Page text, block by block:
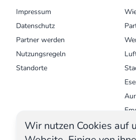
Impressum
Datenschutz
Partner werden
Nutzungsregeln
Standorte
Wir nutzen Cookies auf